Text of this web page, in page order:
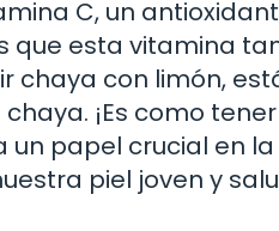
C, un
que esta vitamina
chaya con limón,
¡Es como
papel crucial en la
piel joven y